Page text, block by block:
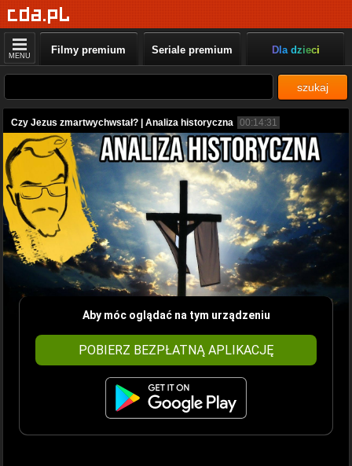
MENU Filmy premium Seriale premium Dla dzieci
szukaj
Czy Jezus zmartwychwstał? | Analiza historyczna 00:14:31
Aby móc oglądać na tym urządzeniu
POBIERZ BEZPŁATNĄ APLIKACJĘ